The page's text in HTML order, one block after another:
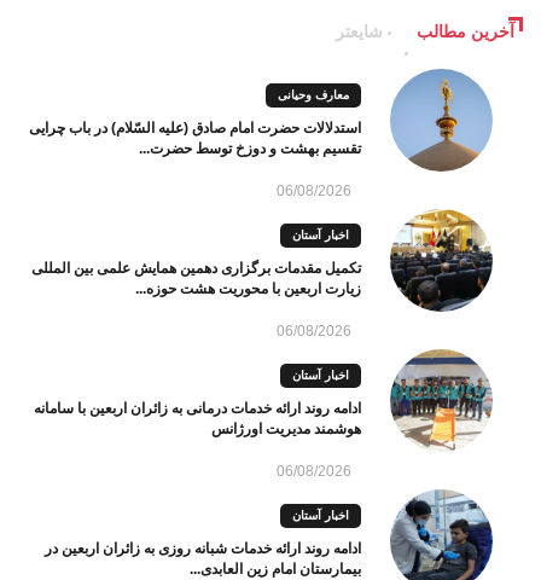
آخرین مطالب شایعتر
معارف وحیانی
استدلالات حضرت امام صادق (علیه السّلام) در باب چرایی
تقسیم بهشت و دوزخ توسط حضرت...
06/08/2026
اخبار آستان
تکمیل مقدمات برگزاری دهمین همایش علمی بین المللی
زیارت اربعین با محوریت هشت حوزه...
06/08/2026
اخبار آستان
ادامه روند ارائه خدمات درمانی به زائران اربعین با سامانه
هوشمند مدیریت اورژانس
06/08/2026
اخبار آستان
ادامه روند ارائه خدمات شبانه روزی به زائران اربعین در
بیمارستان امام زین العابدی...